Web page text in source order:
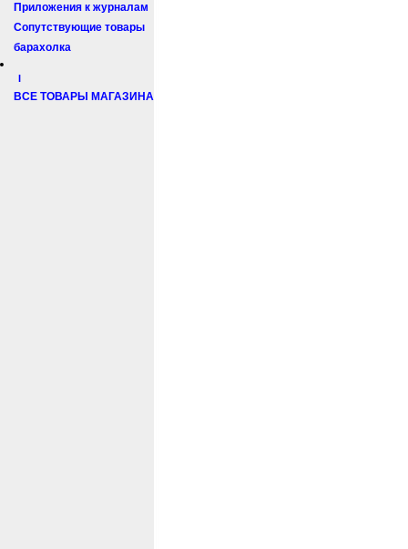
Приложения к журналам
Сопутствующие товары
барахолка
I
ВСЕ ТОВАРЫ МАГАЗИНА